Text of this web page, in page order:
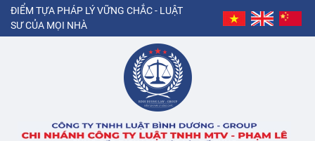
ĐIỂM TỰA PHÁP LÝ VỮNG CHẮC - LUẬT
SƯ CỦA MỌI NHÀ